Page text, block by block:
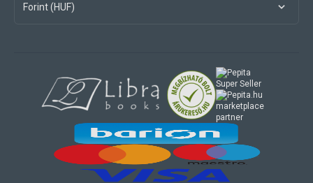
Forint (HUF)
marketplace
partner